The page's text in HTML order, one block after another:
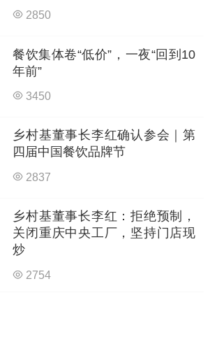
2850
餐饮集体卷“低价”，一夜“回到10
年前”
3450
乡村基董事长李红确认参会｜第
四届中国餐饮品牌节
2837
乡村基董事长李红：拒绝预制，
关闭重庆中央工厂，坚持门店现
炒
2754